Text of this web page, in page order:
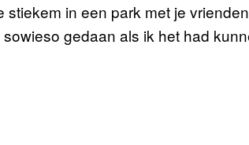
stiekem in een park met je
gedaan als ik het had